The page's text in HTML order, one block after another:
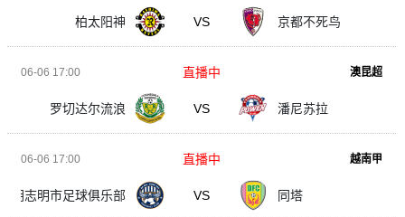
柏太阳神 VS 京都不死鸟
06-06 17:00 澳昆超
罗切达尔流浪 VS 潘尼苏拉
直播中
06-06 17:00 越南甲
胡志明市足球俱乐部 VS 同塔
直播中